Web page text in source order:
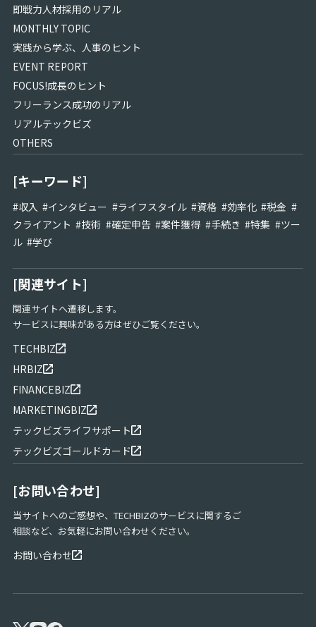
即戦力人材採用のリアル
MONTHLY TOPIC
実践から学ぶ、人事のヒント
EVENT REPORT
FOCUS!成長のヒント
フリーランス成功のリアル
リアルテックビズ
OTHERS
[キーワード]
#収入 #インタビュー #ライフスタイル #資格 #効率化 #税金 #
クライアント #技術 #確定申告 #案件獲得 #手続き #特集 #ツー
ル #学び
[関連サイト]
関連サイトへ遷移します。
サービスに興味がある方はぜひご覧ください。
TECHBIZ
HRBIZ
FINANCEBIZ
MARKETINGBIZ
テックビズライフサポート
テックビズゴールドカード
[お問い合わせ]
当サイトへのご感想や、TECHBIZのサービスに関するご
相談など、お気軽にお問い合わせください。
お問い合わせ